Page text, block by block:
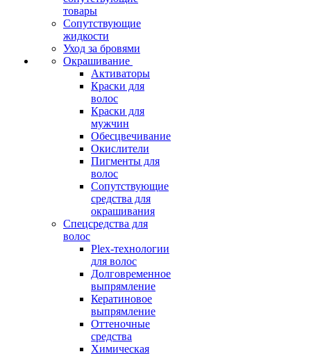
товары
Сопутствующие
жидкости
Уход за бровями
Окрашивание
Активаторы
Краски для
волос
Краски для
мужчин
Обесцвечивание
Окислители
Пигменты для
волос
Сопутствующие
средства для
окрашивания
Спецсредства для
волос
Plex-технологии
для волос
Долговременное
выпрямление
Кератиновое
выпрямление
Оттеночные
средства
Химическая